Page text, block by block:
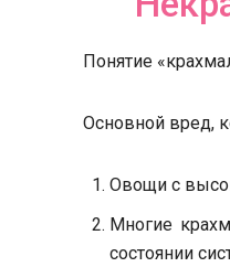
Понятие
Основной вред,
Овощи с
Многие
состоянии